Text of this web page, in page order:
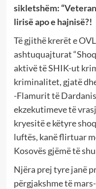
sikletshëm:
lirisë apo e hajnisë?!
Të gjithë krerët e
ashtuquajturat
aktivë të SHIK-ut
kriminalitet, gjatë
-Flamurit të
ekzekutimeve të
kryesitë e këtyre
luftës, kanë flirtuar
Kosovës gjëmë të
Njëra prej tyre janë
përgjakshme të